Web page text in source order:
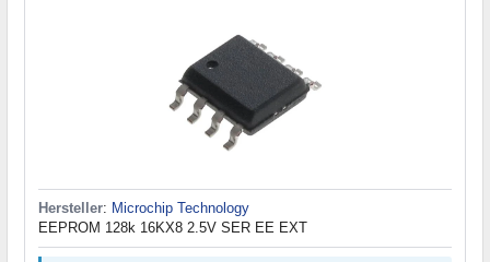
Hersteller: Microchip Technology
EEPROM 128k 16KX8 2.5V SER EE EXT